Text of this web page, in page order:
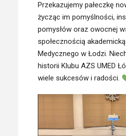
Przekazujemy pałeczkę
życząc im pomyślności,
pomysłów oraz owocnej
społecznością
Medycznego w Łodzi.
historii Klubu AZS UMED
wiele sukcesów i radości.